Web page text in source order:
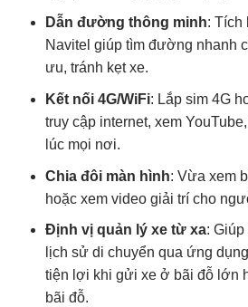
Dẫn đường thông minh: Tích
Navitel giúp tìm đường nhanh
ưu, tránh kẹt xe.
Kết nối 4G/WiFi: Lắp sim 4G
truy cập internet, xem
lúc mọi nơi.
Chia đôi màn hình: Vừa xem
hoặc xem video giải trí cho
Định vị quản lý xe từ xa:
lịch sử di chuyển qua ứng
tiện lợi khi gửi xe ở bãi đỗ lớn
bãi đỗ.